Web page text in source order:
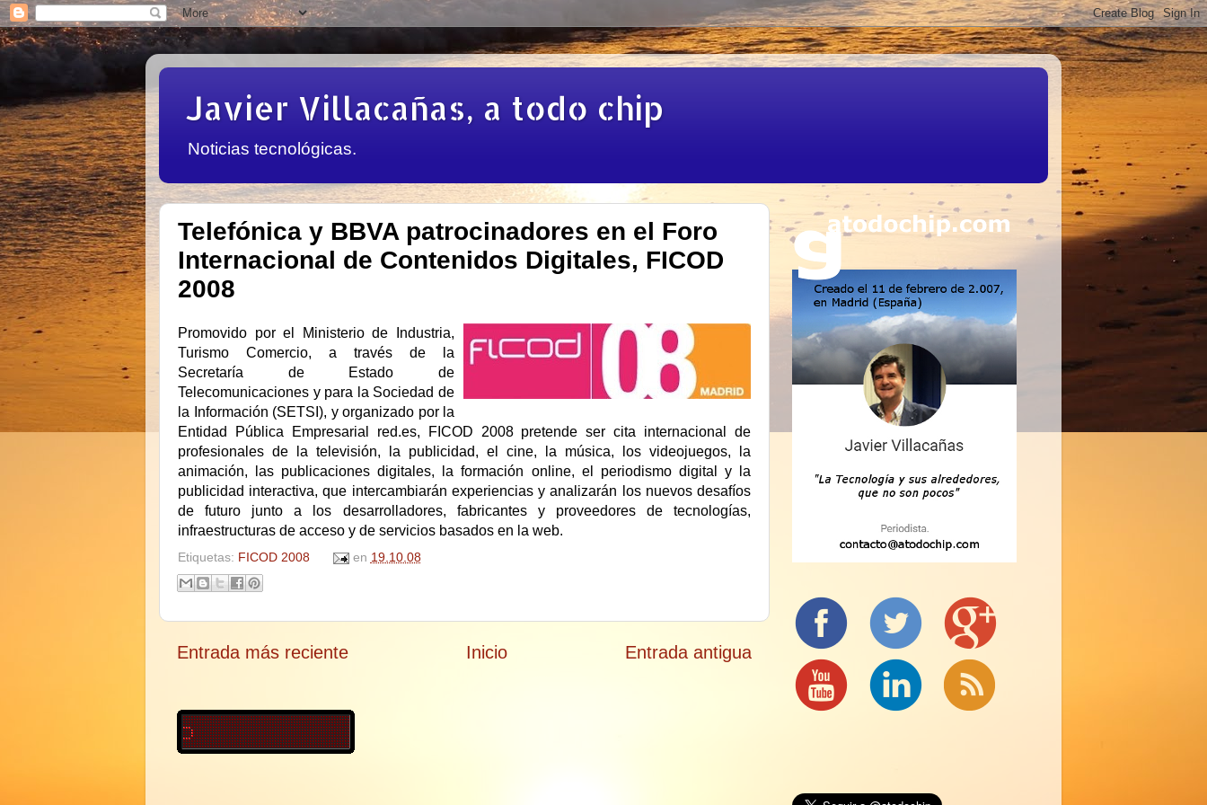
Javier Villacañas, a todo chip
Noticias tecnológicas.
Telefónica y BBVA patrocinadores en el Foro
Internacional de Contenidos Digitales, FICOD
2008
Promovido por el Ministerio de Industria,
Turismo Comercio, a través de la
Secretaría de Estado de
Telecomunicaciones y para la Sociedad de
la Información (SETSI), y organizado por la
Entidad Pública Empresarial red.es, FICOD 2008 pretende ser cita internacional de
profesionales de la televisión, la publicidad, el cine, la música, los videojuegos, la
animación, las publicaciones digitales, la formación online, el periodismo digital y la
publicidad interactiva, que intercambiarán experiencias y analizarán los nuevos desafíos
de futuro junto a los desarrolladores, fabricantes y proveedores de tecnologías,
infraestructuras de acceso y de servicios basados en la web.
Etiquetas: FICOD 2008 en 19.10.08
Entrada más reciente Entrada antigua
Inicio